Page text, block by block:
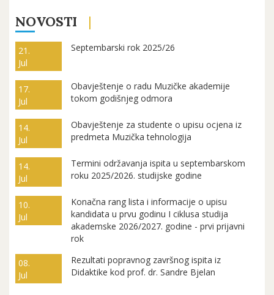
NOVOSTI
21.
Jul
Septembarski rok 2025/26
17.
Jul
Obavještenje o radu Muzičke akademije
tokom godišnjeg odmora
14.
Jul
Obavještenje za studente o upisu ocjena iz
predmeta Muzička tehnologija
14.
Jul
Termini održavanja ispita u septembarskom
roku 2025/2026. studijske godine
10.
Jul
Konačna rang lista i informacije o upisu
kandidata u prvu godinu I ciklusa studija
akademske 2026/2027. godine - prvi prijavni
rok
08.
Jul
Rezultati popravnog završnog ispita iz
Didaktike kod prof. dr. Sandre Bjelan